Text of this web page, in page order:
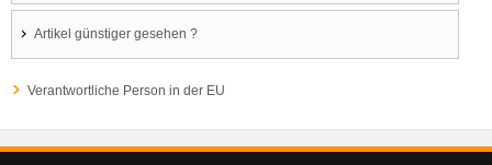
Artikel günstiger gesehen ?
Verantwortliche Person in der EU